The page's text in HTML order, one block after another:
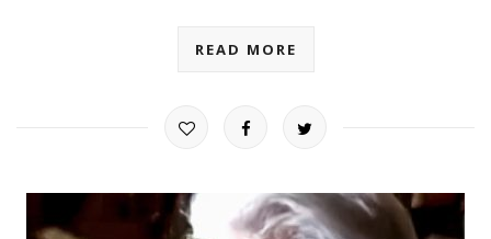
READ MORE